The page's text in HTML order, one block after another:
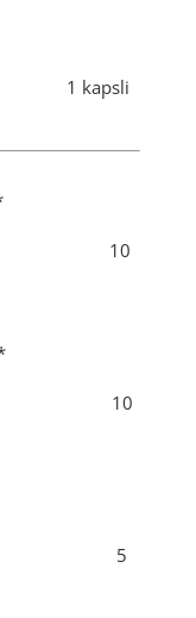
1 kapsli
10
2,5%
10
(juur) 5